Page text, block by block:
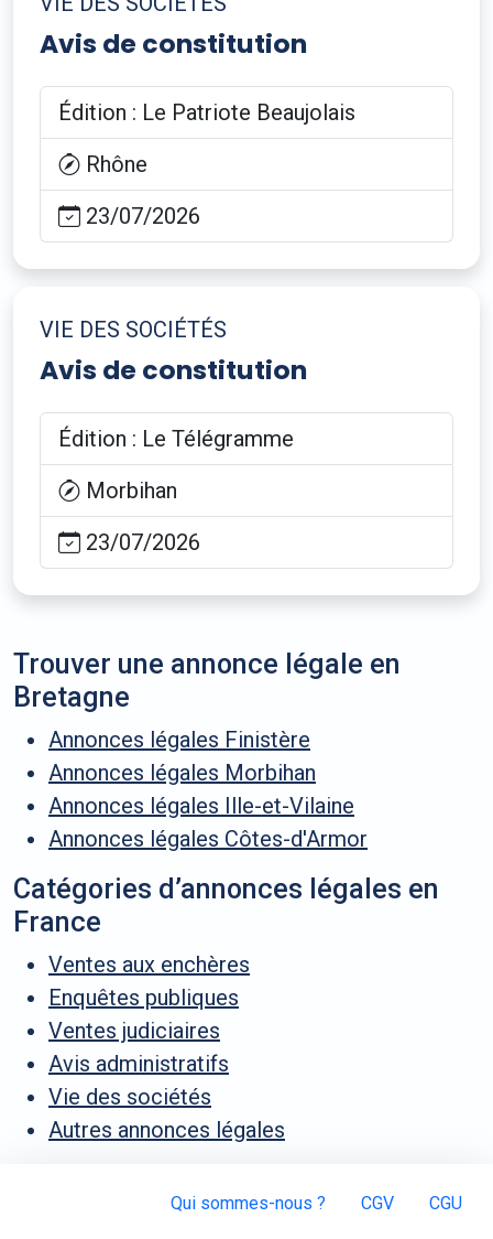
Avis de constitution
Édition : Le Patriote Beaujolais
Rhône
23/07/2026
VIE DES SOCIÉTÉS
Avis de constitution
Édition : Le Télégramme
Morbihan
23/07/2026
Trouver une annonce légale en
Bretagne
Annonces légales Finistère
Annonces légales Morbihan
Annonces légales Ille-et-Vilaine
Annonces légales Côtes-d'Armor
Catégories d’annonces légales en
France
Ventes aux enchères
Enquêtes publiques
Ventes judiciaires
Avis administratifs
Vie des sociétés
Autres annonces légales
Qui sommes-nous ? CGV CGU